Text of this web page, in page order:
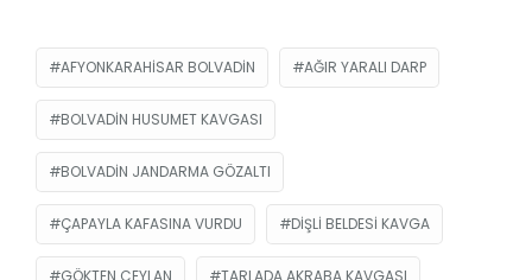
AFYONKARAHISAR BOLVADIN AĞIR YARALI DARP
BOLVADIN HUSUMET KAVGASI
BOLVADIN JANDARMA GÖZALTI
ÇAPAYLA KAFASINA VURDU DIŞLI BELDESI KAVGA